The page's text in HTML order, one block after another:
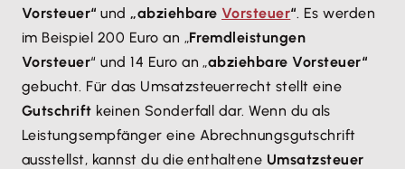
Vorsteuer“ und„abziehbare Vorsteuer“. Es werden
im Beispiel 200 Euro an „Fremdleistungen
Vorsteuer“ und 14 Euro an „abziehbare Vorsteuer“
gebucht. Für das Umsatzsteuerrecht stellt eine
Gutschrift keinen Sonderfall dar. Wenn du als
Leistungsempfänger eine Abrechnungsgutschrift
ausstellst, kannst du die enthaltene Umsatzsteuer